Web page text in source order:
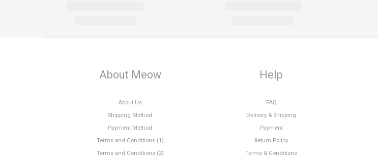
About Meow
About Us
Shipping Method
Payment Method
Terms and Conditions (1)
Terms and Conditions (2)
Help
FAQ
Delivery & Shipping
Payment
Return Policy
Terms & Conditions